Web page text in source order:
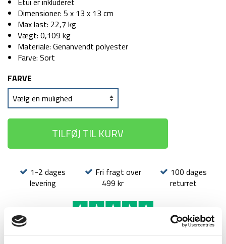
Dimensioner: 5 x 13 x 13 cm
Max last: 22,7 kg
Vægt: 0,109 kg
Materiale: Genanvendt polyester
Farve: Sort
FARVE
TILFØJ TIL KURV
1-2 dages
levering
Fri fragt over
499 kr
100 dages
returret